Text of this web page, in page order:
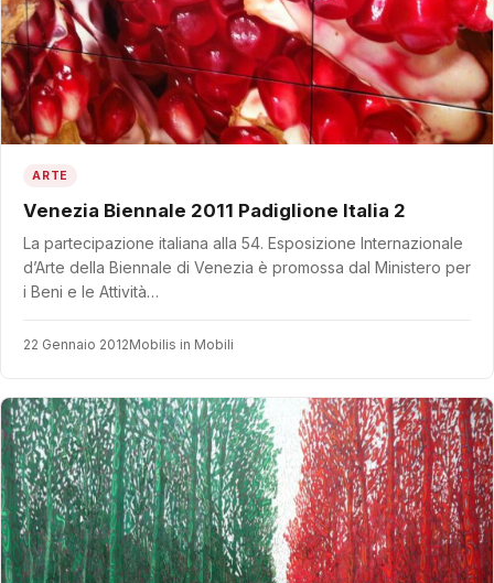
ARTE
Venezia Biennale 2011 Padiglione Italia 2
La partecipazione italiana alla 54. Esposizione Internazionale
d’Arte della Biennale di Venezia è promossa dal Ministero per
i Beni e le Attività…
22 Gennaio 2012Mobilis in Mobili